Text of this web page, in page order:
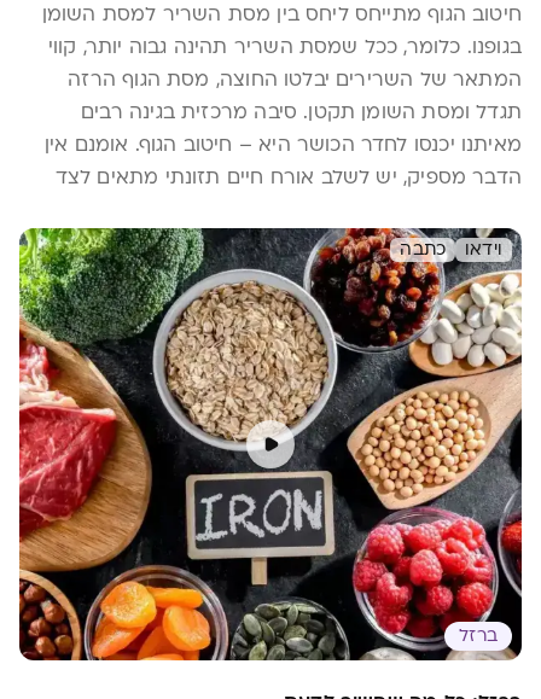
חיטוב הגוף מתייחס ליחס בין מסת השריר למסת השומן
בגופנו. כלומר, ככל שמסת השריר תהינה גבוה יותר, קווי
המתאר של השרירים יבלטו החוצה, מסת הגוף הרזה
תגדל ומסת השומן תקטן. סיבה מרכזית בגינה רבים
מאיתנו יכנסו לחדר הכושר היא – חיטוב הגוף. אומנם אין
הדבר מספיק, יש לשלב אורח חיים תזונתי מתאים לצד
בביצוע תהליך חיטוב מוצלח.
וידאו כתבה
ברזל